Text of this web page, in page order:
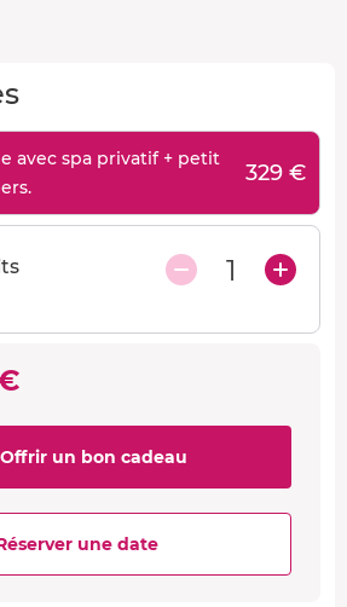
avec spa privatif + petit
329 €
1
Offrir un bon cadeau
une date